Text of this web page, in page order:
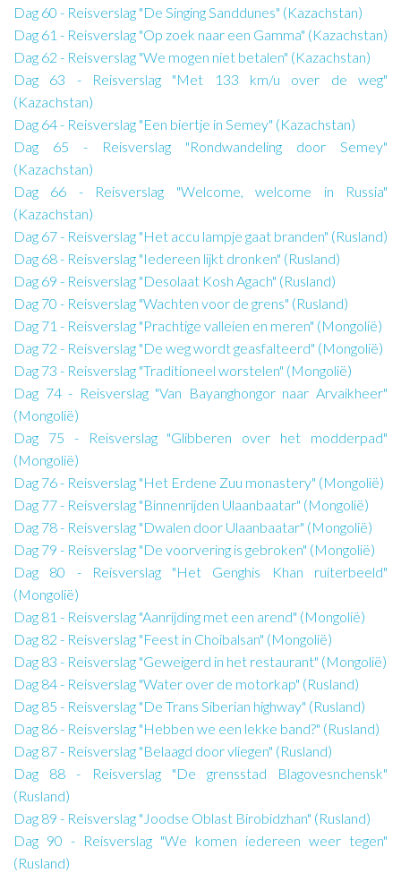
Dag 60 - Reisverslag "De Singing Sanddunes" (Kazachstan)
Dag 61 - Reisverslag "Op zoek naar een Gamma" (Kazachstan)
Dag 62 - Reisverslag "We mogen niet betalen" (Kazachstan)
Dag 63 - Reisverslag "Met 133 km/u over de weg"
(Kazachstan)
Dag 64 - Reisverslag "Een biertje in Semey" (Kazachstan)
Dag 65 - Reisverslag "Rondwandeling door Semey"
(Kazachstan)
Dag 66 - Reisverslag "Welcome, welcome in Russia"
(Kazachstan)
Dag 67 - Reisverslag "Het accu lampje gaat branden" (Rusland)
Dag 68 - Reisverslag "Iedereen lijkt dronken" (Rusland)
Dag 69 - Reisverslag "Desolaat Kosh Agach" (Rusland)
Dag 70 - Reisverslag "Wachten voor de grens" (Rusland)
Dag 71 - Reisverslag "Prachtige valleien en meren" (Mongolië)
Dag 72 - Reisverslag "De weg wordt geasfalteerd" (Mongolië)
Dag 73 - Reisverslag "Traditioneel worstelen" (Mongolië)
Dag 74 - Reisverslag "Van Bayanghongor naar Arvaikheer"
(Mongolië)
Dag 75 - Reisverslag "Glibberen over het modderpad"
(Mongolië)
Dag 76 - Reisverslag "Het Erdene Zuu monastery" (Mongolië)
Dag 77 - Reisverslag "Binnenrijden Ulaanbaatar" (Mongolië)
Dag 78 - Reisverslag "Dwalen door Ulaanbaatar" (Mongolië)
Dag 79 - Reisverslag "De voorvering is gebroken" (Mongolië)
Dag 80 - Reisverslag "Het Genghis Khan ruiterbeeld"
(Mongolië)
Dag 81 - Reisverslag "Aanrijding met een arend" (Mongolië)
Dag 82 - Reisverslag "Feest in Choibalsan" (Mongolië)
Dag 83 - Reisverslag "Geweigerd in het restaurant" (Mongolië)
Dag 84 - Reisverslag "Water over de motorkap" (Rusland)
Dag 85 - Reisverslag "De Trans Siberian highway" (Rusland)
Dag 86 - Reisverslag "Hebben we een lekke band?" (Rusland)
Dag 87 - Reisverslag "Belaagd door vliegen" (Rusland)
Dag 88 - Reisverslag "De grensstad Blagovesnchensk"
(Rusland)
Dag 89 - Reisverslag "Joodse Oblast Birobidzhan" (Rusland)
Dag 90 - Reisverslag "We komen iedereen weer tegen"
(Rusland)